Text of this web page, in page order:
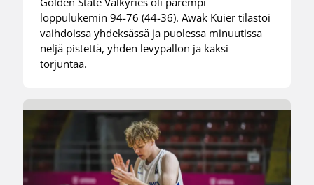
loppulukemin 94-76 (44-36). Awak Kuier tilastoi
vaihdoissa yhdeksässä ja puolessa minuutissa
neljä pistettä, yhden levypallon ja kaksi
torjuntaa.